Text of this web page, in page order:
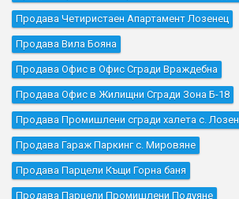
Продава Четиристаен Апартамент Лозенец
Продава Вила Бояна
Продава Офис в Офис Сгради Враждебна
Продава Офис в Жилищни Сгради Зона Б-18
Продава Промишлени сгради халета с. Лозен
Продава Гараж Паркинг с. Мировяне
Продава Парцели Къщи Горна баня
Продава Парцели Промишлени Подуяне